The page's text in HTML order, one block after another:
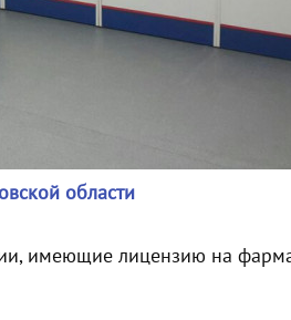
области
имеющие лицензию на